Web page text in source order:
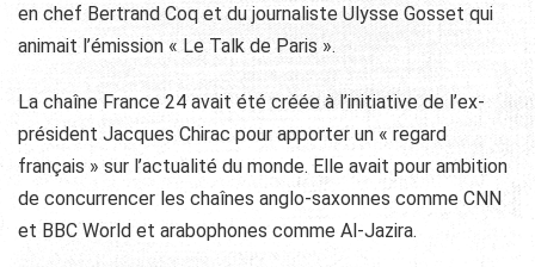
en chef Bertrand Coq et du journaliste Ulysse Gosset qui
animait l’émission « Le Talk de Paris ».
La chaîne France 24 avait été créée à l’initiative de l’ex-
président Jacques Chirac pour apporter un « regard
français » sur l’actualité du monde. Elle avait pour ambition
de concurrencer les chaînes anglo-saxonnes comme CNN
et BBC World et arabophones comme Al-Jazira.